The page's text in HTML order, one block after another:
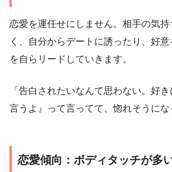
恋愛を運任せにしません。相手の気
く、自分からデートに誘ったり、好
を自らリードしていきます。
「告白されたいなんて思わない。好
言うよ』って言ってて、惚れそうにな
恋愛傾向：ボディタッチが多